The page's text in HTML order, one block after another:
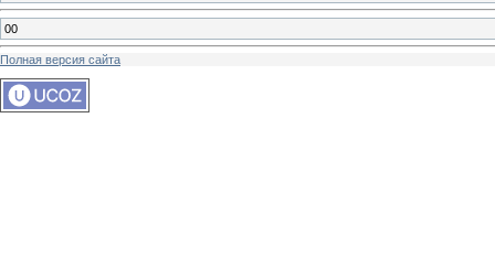
00
Полная версия сайта